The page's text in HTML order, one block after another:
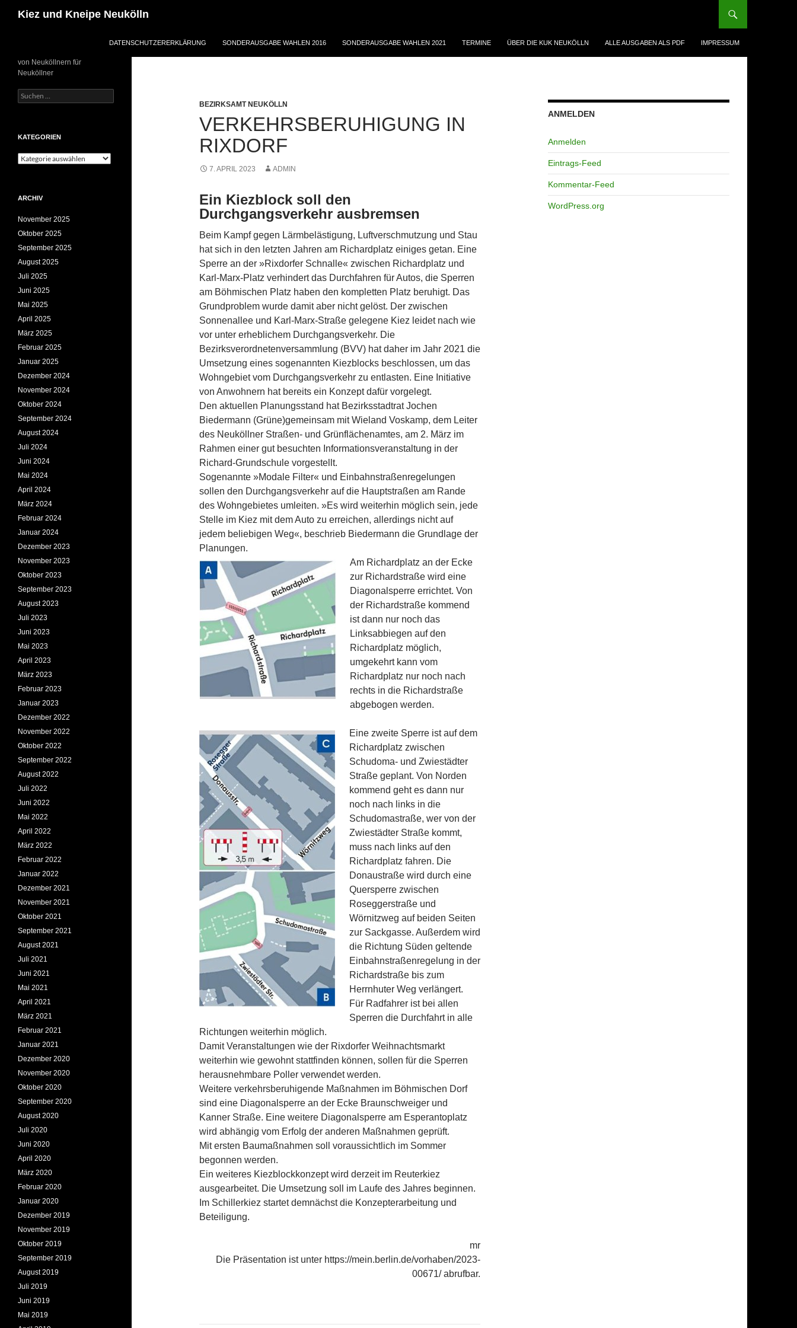
Inhalt
Kiez und Kneipe Neukölln
DATENSCHUTZERERKLÄRUNG SONDERAUSGABE WAHLEN 2016 SONDERAUSGABE WAHLEN 2021 TERMINE ÜBER DIE KUK NEUKÖLLN ALLE AUSGABEN ALS PDF IMPRESSUM
BEZIRKSAMT NEUKÖLLN
VERKEHRSBERUHIGUNG IN
RIXDORF
7. APRIL 2023 ADMIN
Ein Kiezblock soll den
Durchgangsverkehr ausbremsen
Beim Kampf gegen Lärmbelästigung, Luftverschmutzung und Stau
hat sich in den letzten Jahren am Richardplatz einiges getan. Eine
Sperre an der »Rixdorfer Schnalle« zwischen Richardplatz und
Karl-Marx-Platz verhindert das Durchfahren für Autos, die Sperren
am Böhmischen Platz haben den kompletten Platz beruhigt. Das
Grundproblem wurde damit aber nicht gelöst. Der zwischen
Sonnenallee und Karl-Marx-Straße gelegene Kiez leidet nach wie
vor unter erheblichem Durchgangsverkehr. Die
Bezirksverordnetenversammlung (BVV) hat daher im Jahr 2021 die
Umsetzung eines sogenannten Kiez­blocks beschlossen, um das
Wohngebiet vom Durchgangsverkehr zu entlasten. Eine Initiative
von Anwohnern hat bereits ein Konzept dafür vorgelegt.
Den aktuellen Planungsstand hat Bezirksstadtrat Jochen
Biedermann (Grüne)gemeinsam mit Wieland Voskamp, dem Leiter
des Neuköllner Straßen- und Grünflächenamtes, am 2. März im
Rahmen einer gut besuchten Informationsveranstaltung in der
Richard-Grundschule vorgestellt.
Sogenannte »Modale Filter« und Einbahnstraßenregelungen
sollen den Durchgangsverkehr auf die Hauptstraßen am Rande
des Wohngebietes umleiten. »Es wird weiterhin möglich sein, jede
Stelle im Kiez mit dem Auto zu erreichen, allerdings nicht auf
jedem beliebigen Weg«, beschrieb Biedermann die Grundlage der
Planungen.
Am Richardplatz an der Ecke
zur Richardstraße wird eine
Diagonalsperre errichtet. Von
der Richardstraße kommend
ist dann nur noch das
Linksabbiegen auf den
Richardplatz möglich,
umgekehrt kann vom
Richardplatz nur noch nach
rechts in die Richardstraße
abgebogen werden.
Eine zweite Sperre ist auf dem
Richardplatz zwischen
Schudoma- und Zwiestädter
Straße ge­plant. Von Norden
kommend geht es dann nur
noch nach links in die
Schudomastraße, wer von der
Zwiestädter Straße kommt,
muss nach links auf den
Richardplatz fahren. Die
Donaustraße wird durch eine
Quersperre zwischen
Roseggerstraße und
Wörnitzweg auf beiden Seiten
zur Sackgasse. Außerdem wird
die Richtung Süden geltende
Einbahnstraßenregelung in der
Richardstraße bis zum
Herrnhuter Weg verlängert.
Für Radfahrer ist bei allen
Sperren die Durchfahrt in alle
Richtungen weiterhin möglich.
Damit Veranstaltungen wie der Rixdorfer Weihnachtsmarkt
weiterhin wie gewohnt stattfinden können, sollen für die Sperren
herausnehmbare Poller verwendet werden.
Weitere verkehrsberuhigende Maßnahmen im Böhmischen Dorf
sind eine Diagonalsperre an der Ecke Braunschweiger und
Kanner Straße. Eine weitere Diagonalsperre am Esperantoplatz
wird abhängig vom Erfolg der anderen Maßnahmen geprüft.
Mit ersten Baumaßnahmen soll voraussichtlich im Sommer
begonnen werden.
Ein weiteres Kiezblockkonzept wird derzeit im Reuterkiez
ausgearbeitet. Die Umsetzung soll im Laufe des Jahres beginnen.
Im Schillerkiez startet demnächst die Konzepterarbeitung und
Beteiligung.
mr
Die Präsentation ist unter https://mein.berlin.de/vorhaben/2023-
00671/ abrufbar.
ANMELDEN
Anmelden
Eintrags-Feed
Kommentar-Feed
WordPress.org
von Neuköllnern für
Neuköllner
Suchen
nach:
KATEGORIEN
Kategorien
ARCHIV
November 2025
Oktober 2025
September 2025
August 2025
Juli 2025
Juni 2025
Mai 2025
April 2025
März 2025
Februar 2025
Januar 2025
Dezember 2024
November 2024
Oktober 2024
September 2024
August 2024
Juli 2024
Juni 2024
Mai 2024
April 2024
März 2024
Februar 2024
Januar 2024
Dezember 2023
November 2023
Oktober 2023
September 2023
August 2023
Juli 2023
Juni 2023
Mai 2023
April 2023
März 2023
Februar 2023
Januar 2023
Dezember 2022
November 2022
Oktober 2022
September 2022
August 2022
Juli 2022
Juni 2022
Mai 2022
April 2022
März 2022
Februar 2022
Januar 2022
Dezember 2021
November 2021
Oktober 2021
September 2021
August 2021
Juli 2021
Juni 2021
Mai 2021
April 2021
März 2021
Februar 2021
Januar 2021
Dezember 2020
November 2020
Oktober 2020
September 2020
August 2020
Juli 2020
Juni 2020
April 2020
März 2020
Februar 2020
Januar 2020
Dezember 2019
November 2019
Oktober 2019
September 2019
August 2019
Juli 2019
Juni 2019
Mai 2019